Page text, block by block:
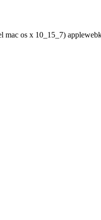
os x 10_15_7)